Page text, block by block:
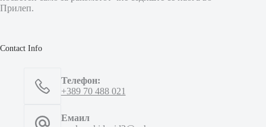
Прилеп.
Contact Info
Телефон:
+389 70 488 021
Емаил